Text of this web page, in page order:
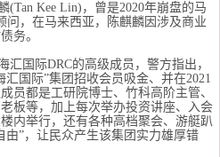
(Tan Kee Lin)，曾是2020年崩盘的马
问，在马来西亚，陈麒麟因涉及商业
务。
汇国际DRC的高级成员，警方指出，
国际”集团招收会员吸金、并在2021
员都是工研院博士、竹科高阶主管、
板等，加上每次举办投资讲座、入会
内举行，还有各种高档聚会、游艇趴
由”，让民众产生该集团实力雄厚错